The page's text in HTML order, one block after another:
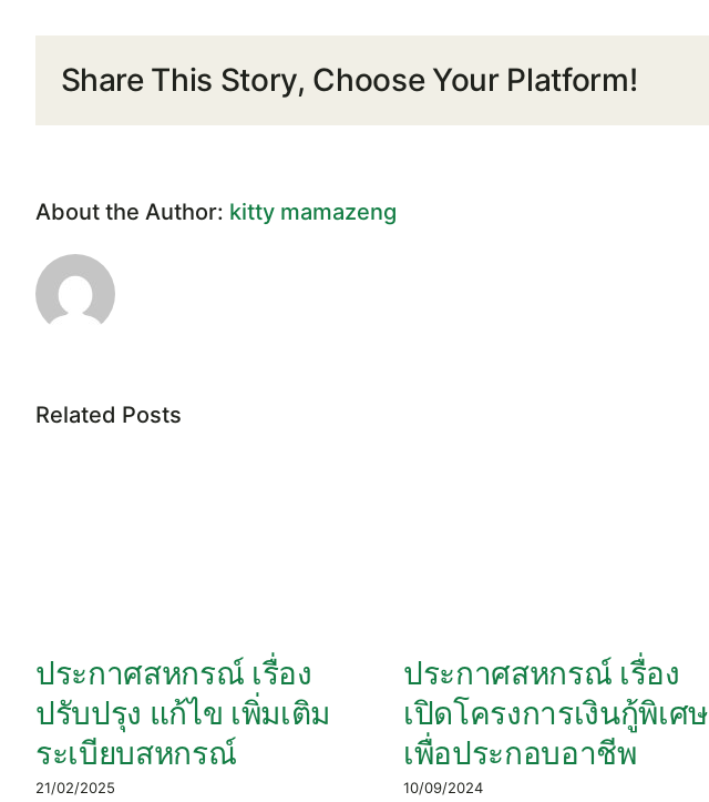
ซื้อ
คอมพิวเตอร์
Share This Story, Choose Your Platform!
About the Author: kitty mamazeng
Related Posts
ประกาศสหกรณ์ เรื่อง
ปรับปรุง แก้ไข เพิ่มเติม
ระเบียบสหกรณ์
21/02/2025
ประกาศสหกรณ์ เรื่อง
เปิดโครงการเงินกู้พิเศษ
เพื่อประกอบอาชีพ
10/09/2024